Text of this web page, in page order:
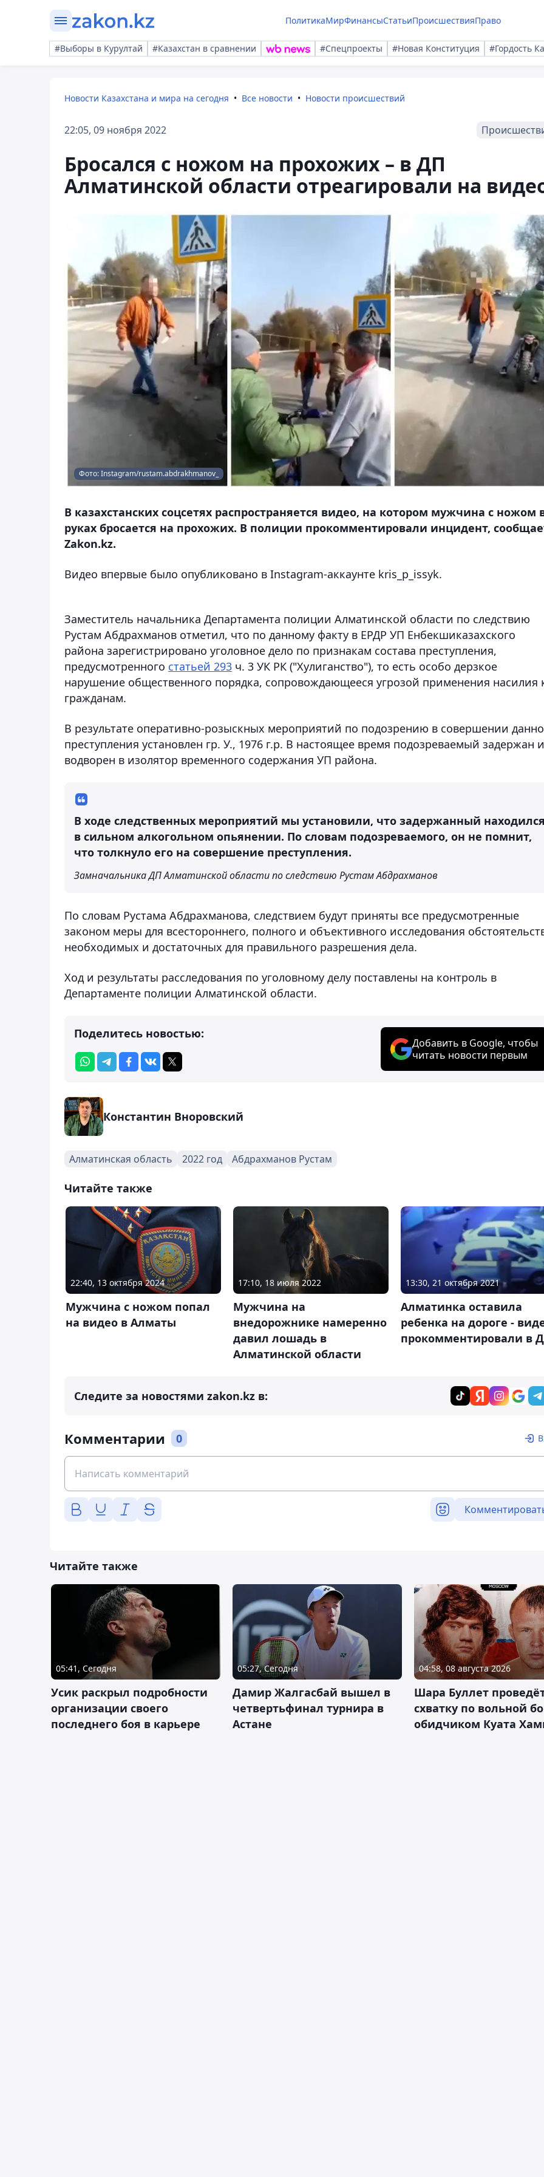
ПолитикаМирФинансыСтатьиПроисшествияПраво
#Выборы в Курултай #Казахстан в сравнении #Спецпроекты #Новая Конституция #Гордость
Новости Казахстана и мира на сегодня Все новости Новости происшествий
22:05, 09 ноября 2022
Бросался с ножом на прохожих – в ДП
Алматинской области отреагировали на
Фото: Instagram/rustam.abdrakhmanov_
В казахстанских соцсетях распространяется видео, на котором мужчина с ножом
руках бросается на прохожих. В полиции прокомментировали инцидент,
Zakon.kz.
Видео впервые было опубликовано в Instagram-аккаунте kris_p_issyk.
Заместитель начальника Департамента полиции Алматинской области по следствию
Рустам Абдрахманов отметил, что по данному факту в ЕРДР УП Енбекшиказахского
района зарегистрировано уголовное дело по признакам состава преступления,
предусмотренного статьей 293 ч. 3 УК РК ("Хулиганство"), то есть особо дерзкое
нарушение общественного порядка, сопровождающееся угрозой применения насилия
гражданам.
В результате оперативно-розыскных мероприятий по подозрению в совершении
преступления установлен гр. У., 1976 г.р. В настоящее время подозреваемый задержан и
водворен в изолятор временного содержания УП района.
В ходе следственных мероприятий мы установили, что задержанный
в сильном алкогольном опьянении. По словам подозреваемого, он не помнит,
что толкнуло его на совершение преступления.
Замначальника ДП Алматинской области по следствию Рустам Абдрахманов
По словам Рустама Абдрахманова, следствием будут приняты все предусмотренные
законом меры для всестороннего, полного и объективного исследования
необходимых и достаточных для правильного разрешения дела.
Ход и результаты расследования по уголовному делу поставлены на контроль в
Департаменте полиции Алматинской области.
Поделитесь новостью:
Добавить в Google, чтобы
читать новости первым
Константин Вноровский
Алматинская область 2022 год Абдрахманов Рустам
Читайте также
22:40, 13 октября 2024
Мужчина с ножом попал
на видео в Алматы
17:10, 18 июля 2022
Мужчина на
внедорожнике намеренно
давил лошадь в
Алматинской области
13:30, 21 октября 2021
Алматинка оставила
ребенка на дороге -
прокомментировали в
Следите за новостями zakon.kz в:
Комментарии 0
Читайте также
05:41, Сегодня
Усик раскрыл подробности
организации своего
последнего боя в карьере
05:27, Сегодня
Дамир Жалгасбай вышел в
четвертьфинал турнира в
Астане
04:58, 08 августа 2026
Шара Буллет
схватку по вольной
обидчиком Куата